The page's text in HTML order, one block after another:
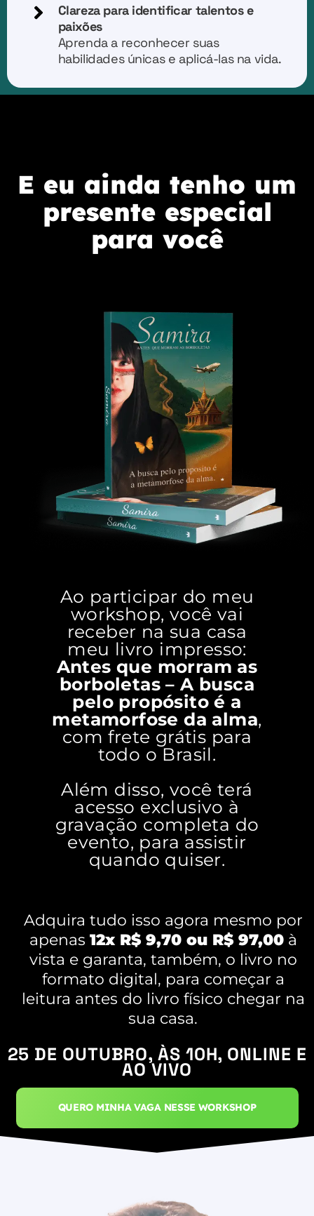
Clareza para identificar talentos e
paixões
Aprenda a reconhecer suas
habilidades únicas e aplicá-las na vida.
E eu ainda tenho um
presente especial
para você
Ao participar do meu
workshop, você vai
receber na sua casa
meu livro impresso:
Antes que morram as
borboletas – A busca
pelo propósito é a
metamorfose da alma,
com frete grátis para
todo o Brasil.
Além disso, você terá
acesso exclusivo à
gravação completa do
evento, para assistir
quando quiser.
Adquira tudo isso agora mesmo por
apenas 12x R$ 9,70 ou R$ 97,00à
vista e garanta, também, o livro no
formato digital, para começar a
leitura antes do livro físico chegar na
sua casa.
QUERO MINHA VAGA NESSE WORKSHOP